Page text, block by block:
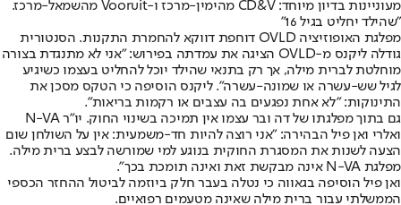
מעוניינות בדיון מיוחד: CD&V מהימין-מרכז ו-Vooruit מהשמאל-מרכז.
"שהילד יחליט בגיל 16"
מפלגת האופוזיציה OVLD דוחפת דווקא להחמרת התקנות. הסנטורית
גודלה ליקנס מ-OVLD הציגה את עמדתה בפירוש: "אני לא מתנגדת בצורה
מוחלטת לברית מילה, אך רק בתנאי שהילד יוכל להחליט בעצמו כשיגיע
לגיל שש-עשרה או שמונה-עשרה". ליקנס הוסיפה כי הטקס מסכן את
התינוקות: "לא אחת נפגעים בה עצבים או רקמות בריאות".
גם בתוך מפלגתו של דה ובר עצמו אין תמיכה בשינוי החוק. יו״ר N-VA
ואלרי ואן פיל הבהירה: "אני רוצה להיות חד-משמעית: אין על השולחן שום
הצעה לשנות את המסגרת החוקית בנוגע למי שמורשה לבצע ברית מילה.
מפלגת N-VA אינה מבקשת זאת ואינה תומכת בכך".
ואן פיל הוסיפה בגאווה כי נטלה בעבר חלק ביוזמה לביטול ההחזר הכספי
הממשלתי עבור ברית מילה שאינה מטעמים רפואיים.